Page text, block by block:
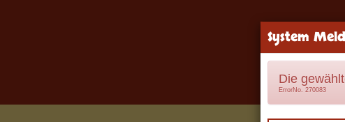
System
Die
ErrorNo. 270083